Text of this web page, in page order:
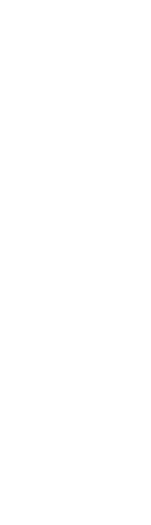
aos favoritos
aos favoritos